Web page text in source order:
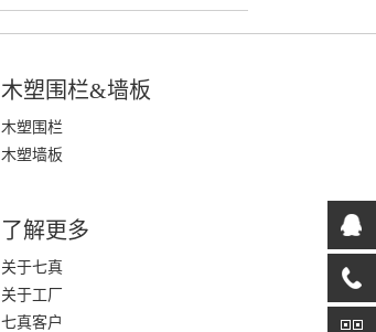
木塑围栏&墙板
木塑围栏
木塑墙板
了解更多
关于七真
关于工厂
七真客户